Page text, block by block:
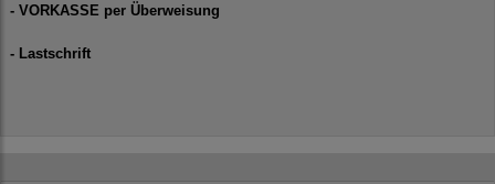
- VORKASSE per Überweisung
- Lastschrift